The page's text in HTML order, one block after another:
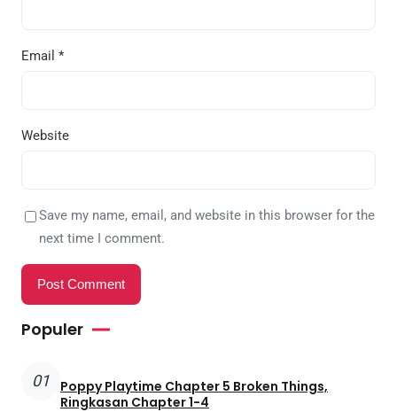
Email *
Website
Save my name, email, and website in this browser for the
next time I comment.
Populer
01
Poppy Playtime Chapter 5 Broken Things,
Ringkasan Chapter 1-4